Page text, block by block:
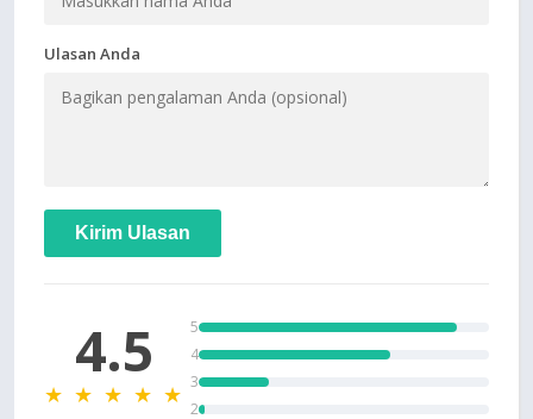
Ulasan Anda
Kirim Ulasan
4.5
★ ★ ★ ★ ★
5
4
3
2